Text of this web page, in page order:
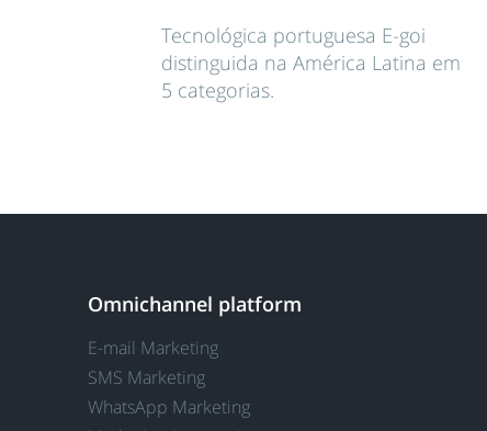
Tecnológica portuguesa E-goi
distinguida na América Latina em
5 categorias.
Omnichannel platform
E-mail Marketing
SMS Marketing
WhatsApp Marketing